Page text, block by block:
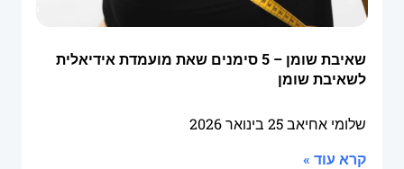
שאיבת שומן – 5 סימנים שאת מועמדת אידיאלית
לשאיבת שומן
שלומי אחיאב25 בינואר 2026
קרא עוד »